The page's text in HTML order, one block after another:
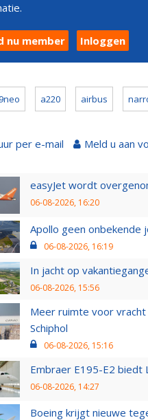
nu member Inloggen
a220 airbus
per e-mail Meld u aan
easyJet wordt
06-08-2026, 16:20
Apollo geen onbekende
06-08-2026, 16:19
In jacht op
06-08-2026, 15:56
Meer ruimte voor
Schiphol
06-08-2026, 15:16
Embraer E195-E2 biedt
06-08-2026, 14:27
Boeing krijgt nieuwe